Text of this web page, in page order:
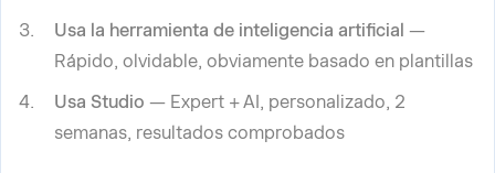
Usa la herramienta de inteligencia artificial —
Rápido, olvidable, obviamente basado en plantillas
Usa Studio — Expert + AI, personalizado, 2
semanas, resultados comprobados